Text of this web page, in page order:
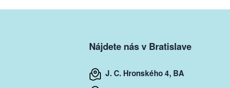
Nájdete nás v Bratislave
J. C. Hronského 4, BA